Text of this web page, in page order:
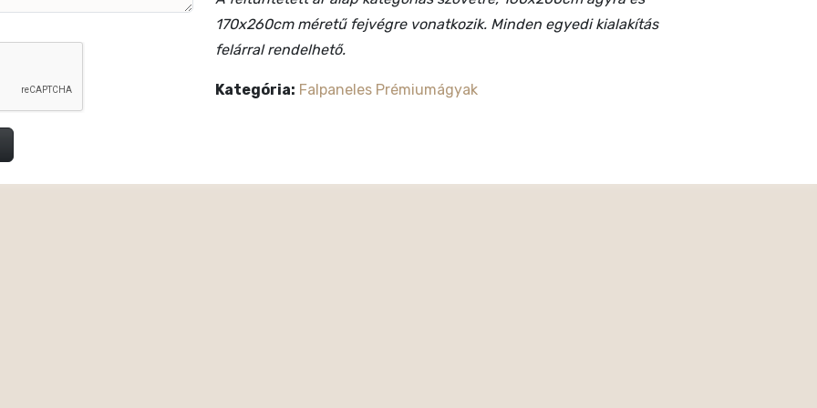
170x260cm méretű fejvégre vonatkozik. Minden egyedi kialakítás
felárral rendelhető.
Kategória: Falpaneles Prémiumágyak